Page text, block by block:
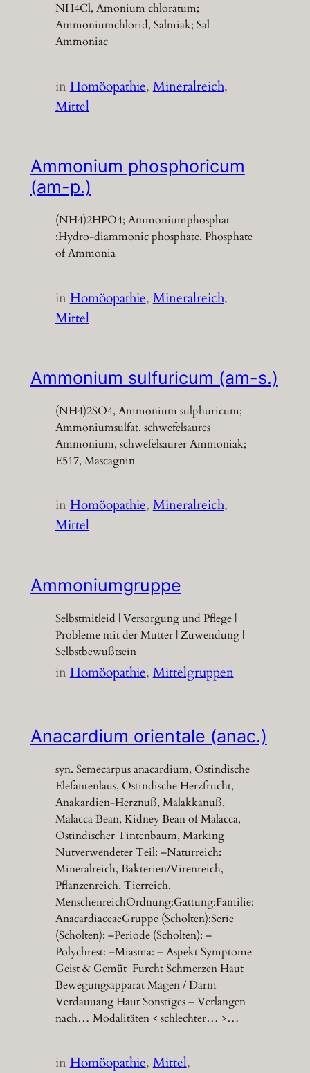
NH4Cl, Amonium chloratum;
Ammoniumchlorid, Salmiak; Sal
Ammoniac
inHomöopathie, Mineralreich
Mittel
Ammonium phosphoricum
(am-p.)
(NH4)2HPO4; Ammoniumphosphat
;Hydro-diammonic phosphate, Phosphate
of Ammonia
inHomöopathie, Mineralreich
Mittel
Ammonium sulfuricum (am-s.)
(NH4)2SO4, Ammonium sulphuricum;
Ammoniumsulfat, schwefelsaures
Ammonium, schwefelsaurer Ammoniak;
E517, Mascagnin
inHomöopathie, Mineralreich
Mittel
Ammoniumgruppe
Selbstmitleid | Versorgung und Pflege |
Probleme mit der Mutter | Zuwendung |
Selbstbewußtsein
inHomöopathie, Mittelgruppen
Anacardium orientale (anac.)
syn. Semecarpus anacardium, Ostindische
Elefantenlaus, Ostindische Herzfrucht,
Anakardien-Herznuß, Malakkanuß,
Malacca Bean, Kidney Bean of Malacca,
Ostindischer Tintenbaum, Marking
Nutverwendeter Teil: –Naturreich:
Mineralreich, Bakterien/Virenreich,
Pflanzenreich, Tierreich,
MenschenreichOrdnung:Gattung:Familie:
AnacardiaceaeGruppe (Scholten):Serie
(Scholten): –Periode (Scholten): –
Polychrest: –Miasma: – Aspekt Symptome
Geist & Gemüt Furcht Schmerzen Haut
Bewegungsapparat Magen / Darm
Verdauuang Haut Sonstiges – Verlangen
nach… Modalitäten < schlechter… >…
inHomöopathie, Mittel